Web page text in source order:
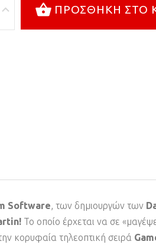
ΠΡΟΣΘΉΚΗ ΣΤΟ
Software, των δημιουργών των
Το οποίο έρχεται να σε
κορυφαία τηλεοπτική σειρά